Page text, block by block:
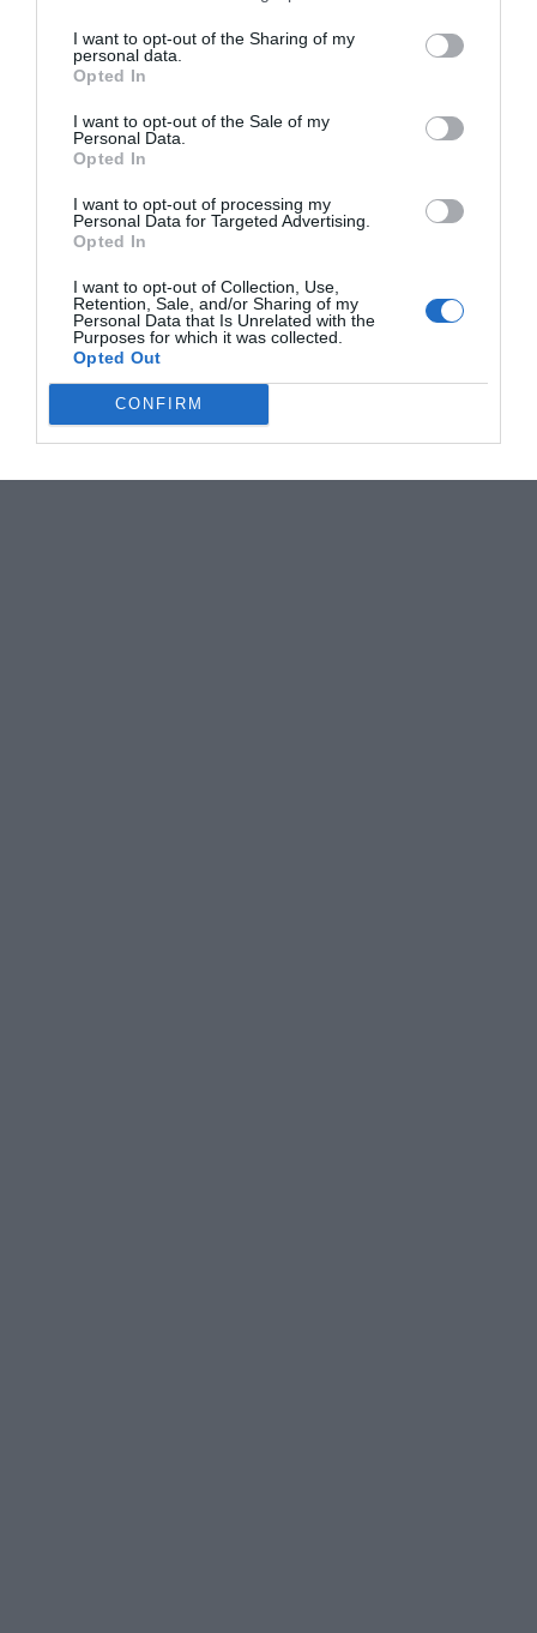
I want to opt-out of the Sharing of my
personal data.
Opted In
I want to opt-out of the Sale of my
Personal Data.
Opted In
I want to opt-out of processing my
Personal Data for Targeted Advertising.
Opted In
I want to opt-out of Collection, Use,
Retention, Sale, and/or Sharing of my
Personal Data that Is Unrelated with the
Purposes for which it was collected.
Opted Out
CONFIRM